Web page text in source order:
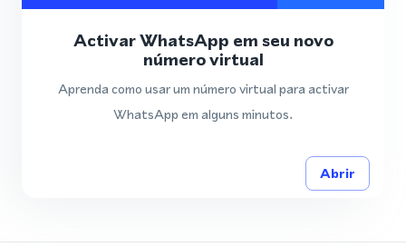
Activar WhatsApp em seu novo
número virtual
Aprenda como usar um número virtual para activar
WhatsApp em alguns minutos.
Abrir